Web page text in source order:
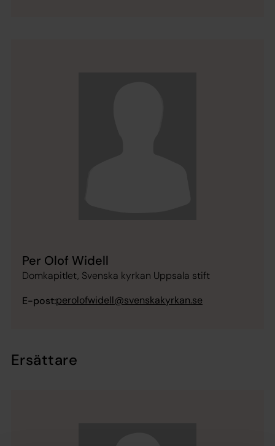
Per Olof Widell
Domkapitlet, Svenska kyrkan Uppsala stift
E-post:perolofwidell@svenskakyrkan.se
Ersättare